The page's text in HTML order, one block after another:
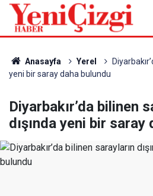
Anasayfa Yerel
yeni bir saray daha bulundu
Diyarbakır’da bilinen
dışında yeni bir saray